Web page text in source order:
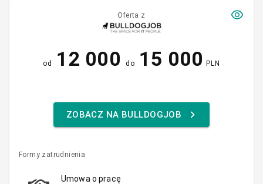
Oferta z
od 12 000 do 15 000 PLN
ZOBACZ NA BULLDOGJOB
Formy zatrudnienia
Umowa o pracę